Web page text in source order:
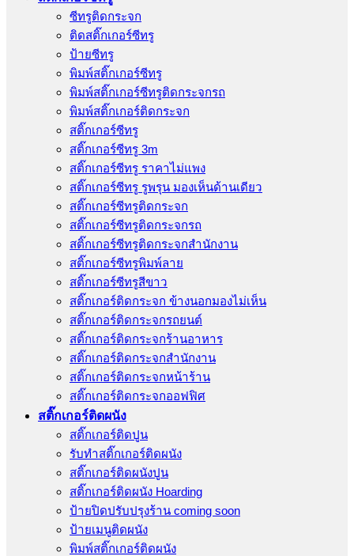
ซีทรูติดกระจก
ติดสติ๊กเกอร์ซีทรู
ป้ายซีทรู
พิมพ์สติ๊กเกอร์ซีทรู
พิมพ์สติ๊กเกอร์ซีทรูติดกระจกรถ
พิมพ์สติ๊กเกอร์ติดกระจก
สติ๊กเกอร์ซีทรู
สติ๊กเกอร์ซีทรู 3m
สติ๊กเกอร์ซีทรู ราคาไม่แพง
สติ๊กเกอร์ซีทรู รูพรุน มองเห็นด้านเดียว
สติ๊กเกอร์ซีทรูติดกระจก
สติ๊กเกอร์ซีทรูติดกระจกรถ
สติ๊กเกอร์ซีทรูติดกระจกสำนักงาน
สติ๊กเกอร์ซีทรูพิมพ์ลาย
สติ๊กเกอร์ซีทรูสีขาว
สติ๊กเกอร์ติดกระจก ข้างนอกมองไม่เห็น
สติ๊กเกอร์ติดกระจกรถยนต์
สติ๊กเกอร์ติดกระจกร้านอาหาร
สติ๊กเกอร์ติดกระจกสำนักงาน
สติ๊กเกอร์ติดกระจกหน้าร้าน
สติ๊กเกอร์ติดกระจกออฟฟิศ
สติ๊กเกอร์ติดผนัง
สติ๊กเกอร์ติดปูน
รับทำสติ๊กเกอร์ติดผนัง
สติ๊กเกอร์ติดผนังปูน
สติ๊กเกอร์ติดผนัง Hoarding
ป้ายปิดปรับปรุงร้าน coming soon
ป้ายเมนูติดผนัง
พิมพ์สติ๊กเกอร์ติดผนัง